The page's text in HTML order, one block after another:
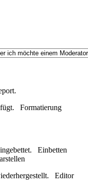
Formatierung
Einbetten
Editor